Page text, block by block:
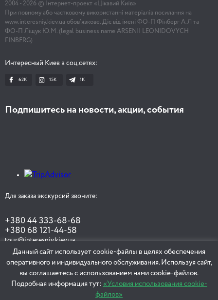
Данный сайт использует cookie-файлы в целях обеспечения
оперативного и индивидуального обслуживания. Используя сайт,
вы соглашаетесь с использованием нами cookie-файлов.
Подробная информация тут: «Условия использования cookie-
файлов»
2004 - 2026 © Інтернет-проект «Цікавий Київ»
При повному або частковому використанні матеріалів посилання на
www.interesniy.kiev.ua обов'язкове. Діє від імені ФО-П Фінберг А.Л та
ФО-П Ліщук Ю.М. (legal business name ARSENII LEONIDOVYCH
FINBERG)
Интересный Киев в соц.сетях:
62K 15K 1К
Подпишитесь на новости, акции, события
Для заказа экскурсий звоните:
+380 44 333-68-68
+380 68 121-44-58
tour@interesniy.kiev.ua
ЗАКАЗАТЬ ЭКСКУРСИЮ